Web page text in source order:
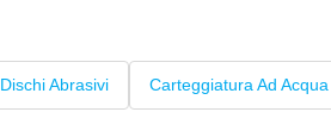
Dischi Abrasivi Carteggiatura Ad Acqua